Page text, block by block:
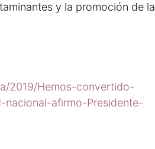
y la promoción de la
2019/Hemos-convertido-
afirmo-Presidente-